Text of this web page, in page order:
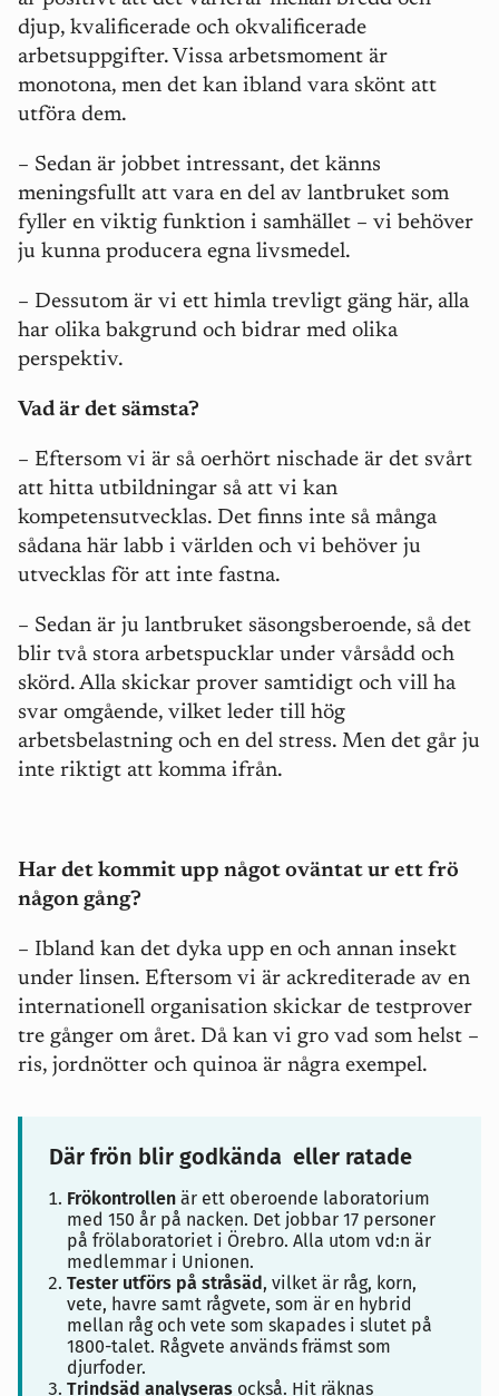
djup, kvalificerade och okvalificerade
arbetsuppgifter. Vissa arbetsmoment är
monotona, men det kan ibland vara skönt att
utföra dem.
– Sedan är jobbet intressant, det känns
meningsfullt att vara en del av lantbruket som
fyller en viktig funktion i samhället – vi behöver
ju kunna producera egna livsmedel.
– Dessutom är vi ett himla trevligt gäng här, alla
har olika bakgrund och bidrar med olika
perspektiv.
Vad är det sämsta?
– Eftersom vi är så oerhört nischade är det svårt
att hitta utbildningar så att vi kan
kompetensutvecklas. Det finns inte så många
sådana här labb i världen och vi behöver ju
utvecklas för att inte fastna.
– Sedan är ju lantbruket säsongsberoende, så det
blir två stora arbetspucklar under vårsådd och
skörd. Alla skickar prover samtidigt och vill ha
svar omgående, vilket leder till hög
arbetsbelastning och en del stress. Men det går ju
inte riktigt att komma ifrån.
Har det kommit upp något oväntat ur ett frö
någon gång?
– Ibland kan det dyka upp en och annan insekt
under linsen. Eftersom vi är ackrediterade av en
internationell organisation skickar de testprover
tre gånger om året. Då kan vi gro vad som helst –
ris, jordnötter och quinoa är några exempel.
Där frön blir godkända eller ratade
Frökontrollen är ett oberoende laboratorium
med 150 år på nacken. Det jobbar 17 personer
på frölaboratoriet i Örebro. Alla utom vd:n är
medlemmar i Unionen.
Tester utförs på stråsäd, vilket är råg, korn,
vete, havre samt rågvete, som är en hybrid
mellan råg och vete som skapades i slutet på
1800-talet. Rågvete används främst som
djurfoder.
Trindsäd analyseras också. Hit räknas